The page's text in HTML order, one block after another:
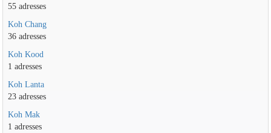
55 adresses
Koh Chang
36 adresses
Koh Kood
1 adresses
Koh Lanta
23 adresses
Koh Mak
1 adresses